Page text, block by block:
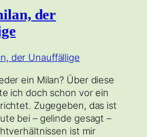
der
ein Milan? Über diese
ich doch schon vor ein
Zugegeben, das ist
bei – gelinde gesagt –
ist mir